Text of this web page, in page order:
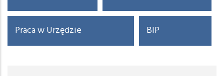
Praca w Urzędzie BIP